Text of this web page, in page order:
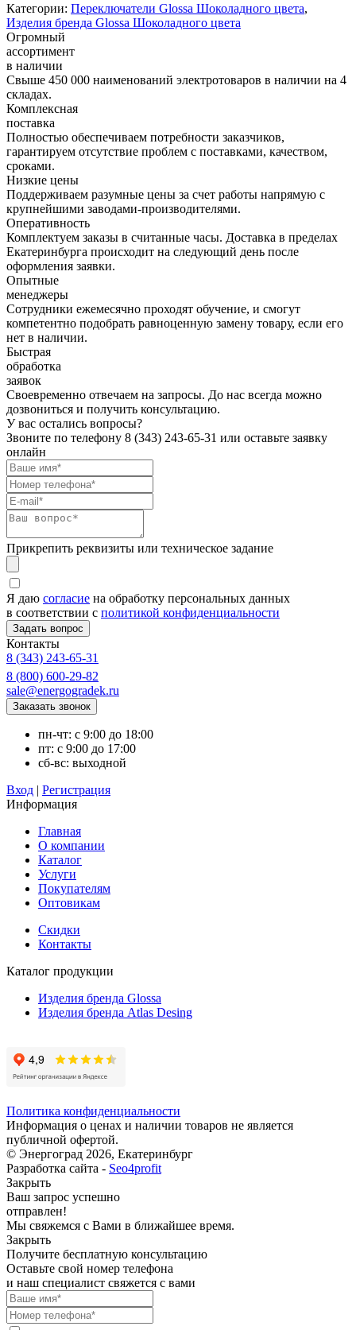
Категории: Переключатели Glossa Шоколадного цвета,
Изделия бренда Glossa Шоколадного цвета
Огромный
ассортимент
в наличии
Свыше 450 000 наименований электротоваров в наличии на 4
складах.
Комплексная
поставка
Полностью обеспечиваем потребности заказчиков,
гарантируем отсутствие проблем с поставками, качеством,
сроками.
Низкие цены
Поддерживаем разумные цены за счет работы напрямую с
крупнейшими заводами-производителями.
Оперативность
Комплектуем заказы в считанные часы. Доставка в пределах
Екатеринбурга происходит на следующий день после
оформления заявки.
Опытные
менеджеры
Сотрудники ежемесячно проходят обучение, и смогут
компетентно подобрать равноценную замену товару, если его
нет в наличии.
Быстрая
обработка
заявок
Своевременно отвечаем на запросы. До нас всегда можно
дозвониться и получить консультацию.
У вас остались вопросы?
Звоните по телефону 8 (343) 243-65-31 или оставьте заявку
онлайн
Прикрепить реквизиты или техническое задание
Я даю согласие на обработку персональных данных
в соответствии с политикой конфиденциальности
Контакты
8 (343) 243-65-31
8 (800) 600-29-82
sale@energogradek.ru
пн-чт: с 9:00 до 18:00
пт: с 9:00 до 17:00
сб-вс: выходной
Вход | Регистрация
Информация
Главная
О компании
Каталог
Услуги
Покупателям
Оптовикам
Скидки
Контакты
Каталог продукции
Изделия бренда Glossa
Изделия бренда Atlas Desing
Политика конфиденциальности
Информация о ценах и наличии товаров не является
публичной офертой.
© Энергоград 2026, Екатеринбург
Разработка сайта - Seo4profit
Закрыть
Ваш запрос успешно
отправлен!
Мы свяжемся с Вами в ближайшее время.
Закрыть
Получите бесплатную консультацию
Оставьте свой номер телефона
и наш специалист свяжется с вами